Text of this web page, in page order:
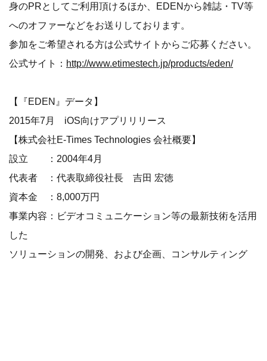
身のPRとしてご利用頂けるほか、EDENから雑誌・TV等
へのオファーなどをお送りしております。
参加をご希望される方は公式サイトからご応募ください。
公式サイト： http://www.etimestech.jp/products/eden/
【『EDEN』データ】
2015年7月 iOS向けアプリリリース
【株式会社E-Times Technologies 会社概要】
設立 ：2004年4月
代表者 ：代表取締役社長 吉田 宏徳
資本金 ：8,000万円
事業内容：ビデオコミュニケーション等の最新技術を活用
した
ソリューションの開発、および企画、コンサルティング